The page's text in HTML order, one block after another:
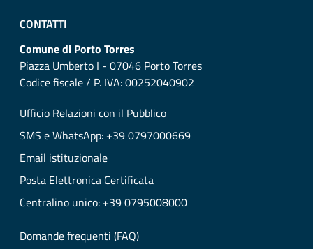
CONTATTI
Comune di Porto Torres
Piazza Umberto I - 07046 Porto Torres
Codice fiscale / P. IVA: 00252040902
Ufficio Relazioni con il Pubblico
SMS e WhatsApp: +39 0797000669
Email istituzionale
Posta Elettronica Certificata
Centralino unico: +39 0795008000
Domande frequenti (FAQ)